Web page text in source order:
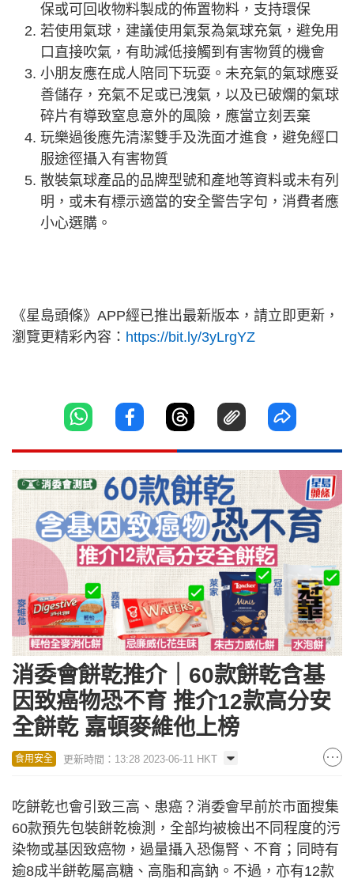
保或可回收物料製成的佈置物料，支持環保
若使用氣球，建議使用氣泵為氣球充氣，避免用
口直接吹氣，有助減低接觸到有害物質的機會
小朋友應在成人陪同下玩耍。未充氣的氣球應妥
善儲存，充氣不足或已洩氣，以及已破爛的氣球
碎片有導致窒息意外的風險，應當立刻丟棄
玩樂過後應先清潔雙手及洗面才進食，避免經口
服途徑攝入有害物質
散裝氣球產品的品牌型號和產地等資料或未有列
明，或未有標示適當的安全警告字句，消費者應
小心選購。
《星島頭條》APP經已推出最新版本，請立即更新，
瀏覽更精彩內容： https://bit.ly/3yLrgYZ
消委會餅乾推介｜60款餅乾含基
因致癌物恐不育 推介12款高分安
全餅乾 嘉頓麥維他上榜
食用安全 更新時間：13:28 2023-06-11 HKT
吃餅乾也會引致三高、患癌？消委會早前於市面搜集
60款預先包裝餅乾檢測，全部均被檢出不同程度的污
染物或基因致癌物，過量攝入恐傷腎、不育；同時有
逾8成半餅乾屬高糖、高脂和高鈉。不過，亦有12款